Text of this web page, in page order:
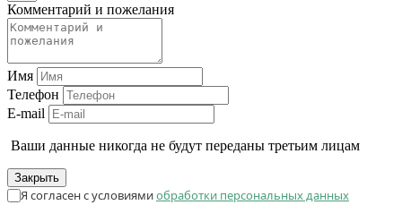
Комментарий и пожелания
Имя
Телефон
E-mail
Ваши данные никогда не будут переданы третьим лицам
Закрыть
Я согласен с условиямиобработки персональных данных